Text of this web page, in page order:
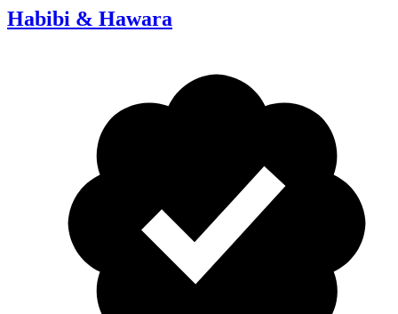
Habibi & Hawara